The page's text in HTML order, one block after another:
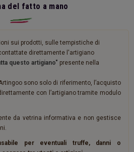
del fatto a mano
sui prodotti, sulle tempistiche di
direttamente l'artigiano
questo artigiano" presente nella
sono solo di riferimento, l’acquisto
con l’artigiano tramite modulo
da vetrina informativa e non gestisce
per eventuali truffe, danni o